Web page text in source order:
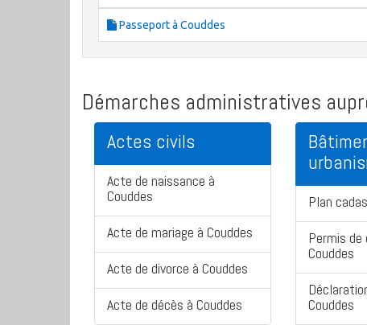
Passeport à Couddes
Démarches administratives
Actes civils
Acte de naissance à
Couddes
Acte de mariage à Couddes
Acte de divorce à Couddes
Acte de décès à Couddes
Plan
Permis
Couddes
Couddes